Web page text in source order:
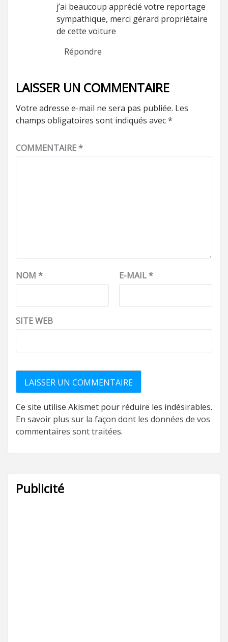
j’ai beaucoup apprécié votre reportage
sympathique, merci gérard propriétaire
de cette voiture
Répondre
LAISSER UN COMMENTAIRE
Votre adresse e-mail ne sera pas publiée. Les
champs obligatoires sont indiqués avec*
COMMENTAIRE*
NOM * E-MAIL*
SITE WEB
Ce site utilise Akismet pour réduire les indésirables.
En savoir plus sur la façon dont les données de vos
commentaires sont traitées.
Publicité